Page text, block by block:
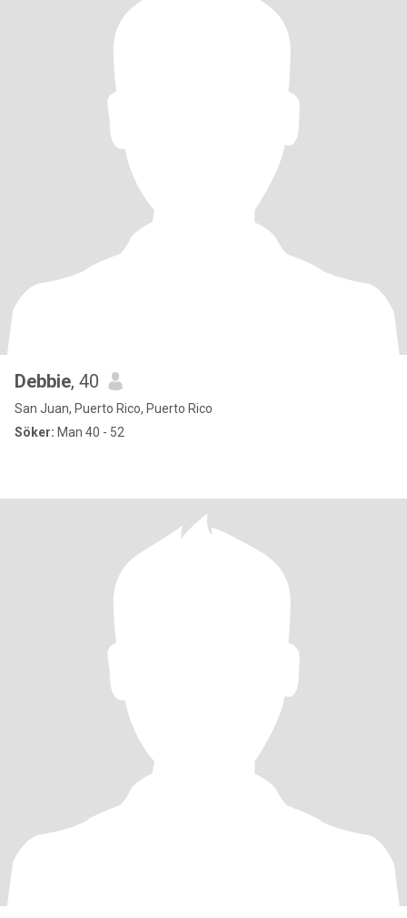
Debbie, 40
San Juan, Puerto Rico, Puerto Rico
Söker: Man 40 - 52